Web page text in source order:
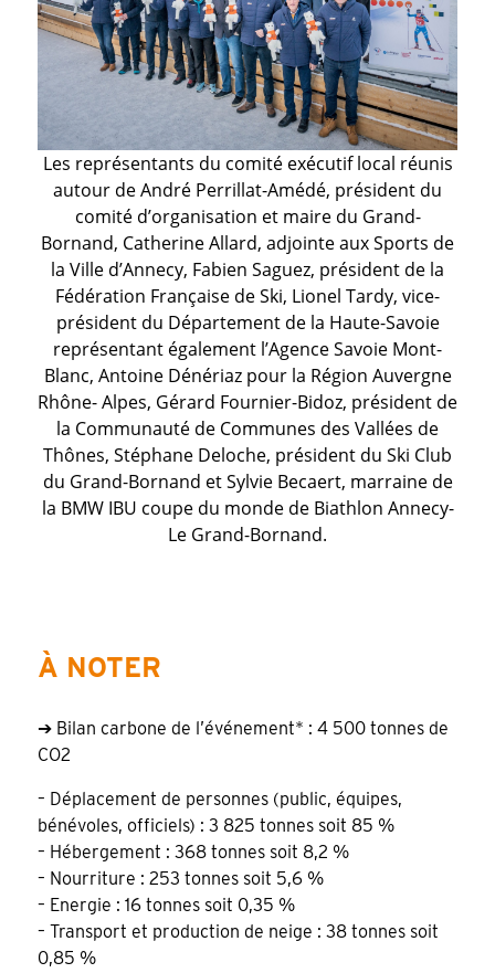
Les représentants du comité exécutif local réunis
autour de André Perrillat-Amédé, président du
comité d’organisation et maire du Grand-
Bornand, Catherine Allard, adjointe aux Sports de
la Ville d’Annecy, Fabien Saguez, président de la
Fédération Française de Ski, Lionel Tardy, vice-
président du Département de la Haute-Savoie
représentant également l’Agence Savoie Mont-
Blanc, Antoine Dénériaz pour la Région Auvergne
Rhône- Alpes, Gérard Fournier-Bidoz, président de
la Communauté de Communes des Vallées de
Thônes, Stéphane Deloche, président du Ski Club
du Grand-Bornand et Sylvie Becaert, marraine de
la BMW IBU coupe du monde de Biathlon Annecy-
Le Grand-Bornand.
À NOTER
➔ Bilan carbone de l’événement* : 4 500 tonnes de
CO2
– Déplacement de personnes (public, équipes,
bénévoles, officiels) : 3 825 tonnes soit 85 %
– Hébergement : 368 tonnes soit 8,2 %
– Nourriture : 253 tonnes soit 5,6 %
– Energie : 16 tonnes soit 0,35 %
– Transport et production de neige : 38 tonnes soit
0,85 %